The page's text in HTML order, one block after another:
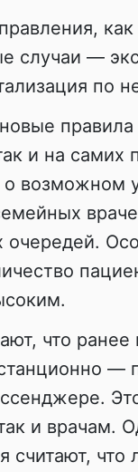
случаи —
по
и на
возможном
что
—
и врачам.
считают,